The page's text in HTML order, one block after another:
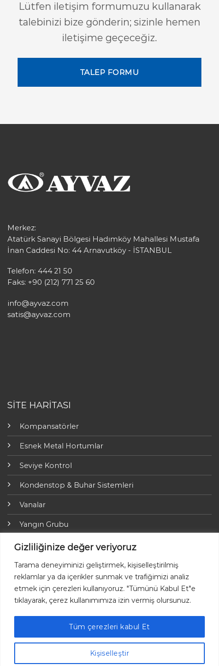
Gizliliğinize değer veriyoruz
Tarama deneyiminizi geliştirmek, kişiselleştirilmiş
reklamlar ya da içerikler sunmak ve trafiğimizi analiz
etmek için çerezleri kullanıyoruz. "Tümünü Kabul Et"e
tıklayarak, çerez kullanımımıza izin vermiş olursunuz.
Kişiselleştir
Tüm çerezleri kabul Et
Lütfen iletişim formumuzu kullanarak
talebinizi bize gönderin; sizinle hemen
iletişime geçeceğiz.
TALEP FORMU
Merkez:
Atatürk Sanayi Bölgesi Hadımköy Mahallesi Mustafa
İnan Caddesi No: 44 Arnavutköy - İSTANBUL
Telefon: 444 21 50
Faks: +90 (212) 771 25 60
info@ayvaz.com
satis@ayvaz.com
SİTE HARİTASI
Kompansatörler
Esnek Metal Hortumlar
Seviye Kontrol
Kondenstop & Buhar Sistemleri
Vanalar
Yangın Grubu
ARI-Armaturen
Yalıtım Grubu
Online Ödemeler
Ayvaz © 2026 Her hakkı saklıdır.